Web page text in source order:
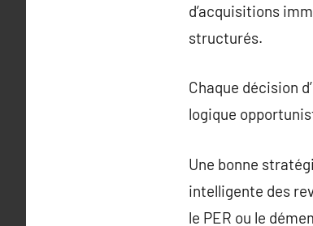
d’acquisitions
structurés.
Chaque décision
logique
Une bonne
intelligente des
le PER ou le